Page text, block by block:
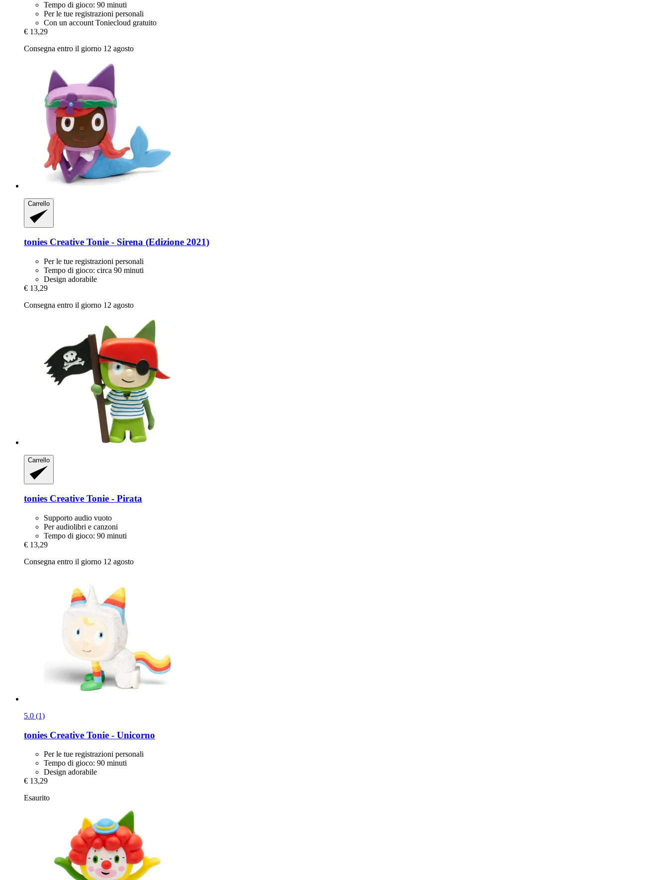
Tempo di gioco: 90 minuti
Per le tue registrazioni personali
Con un account Toniecloud gratuito
€ 13,29
Consegna entro il giorno 12 agosto
Carrello
tonies Creative Tonie -​ Sirena (Edizione 2021)
Per le tue registrazioni personali
Tempo di gioco: circa 90 minuti
Design adorabile
€ 13,29
Consegna entro il giorno 12 agosto
Carrello
tonies Creative Tonie -​ Pirata
Supporto audio vuoto
Per audiolibri e canzoni
Tempo di gioco: 90 minuti
€ 13,29
Consegna entro il giorno 12 agosto
5.0 (1)
tonies Creative Tonie -​ Unicorno
Per le tue registrazioni personali
Tempo di gioco: 90 minuti
Design adorabile
€ 13,29
Esaurito